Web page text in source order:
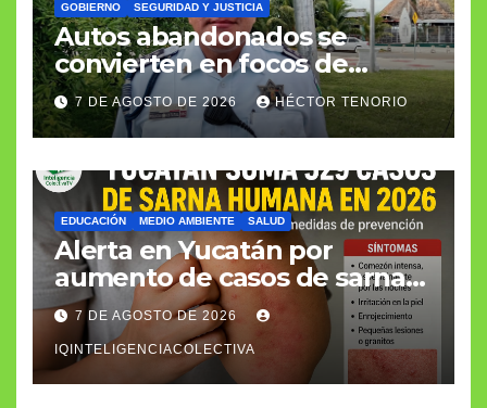
GOBIERNO SEGURIDAD Y JUSTICIA
Autos abandonados se
convierten en focos de
infección e inseguridad
7 DE AGOSTO DE 2026 HÉCTOR TENORIO
EDUCACIÓN MEDIO AMBIENTE SALUD
Alerta en Yucatán por
aumento de casos de sarna
humana
7 DE AGOSTO DE 2026
IQINTELIGENCIACOLECTIVA